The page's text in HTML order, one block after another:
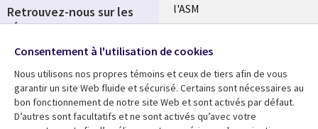
l'ASM
Fusions
Ressources Support
Retrouvez-nous sur les
réseaux
Social
Media
FRANCE
Consentement à l'utilisation de cookies
Nous utilisons nos propres témoins et ceux de tiers afin de vous
garantir un site Web fluide et sécurisé. Certains sont nécessaires au
bon fonctionnement de notre site Web et sont activés par défaut.
D’autres sont facultatifs et ne sont activés qu’avec votre